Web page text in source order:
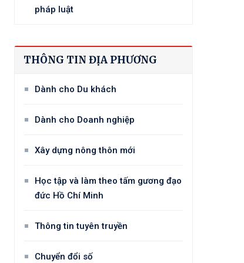
pháp luật
THÔNG TIN ĐỊA PHƯƠNG
Dành cho Du khách
Dành cho Doanh nghiệp
Xây dựng nông thôn mới
Học tập và làm theo tấm gương đạo
đức Hồ Chí Minh
Thông tin tuyên truyền
Chuyển đổi số